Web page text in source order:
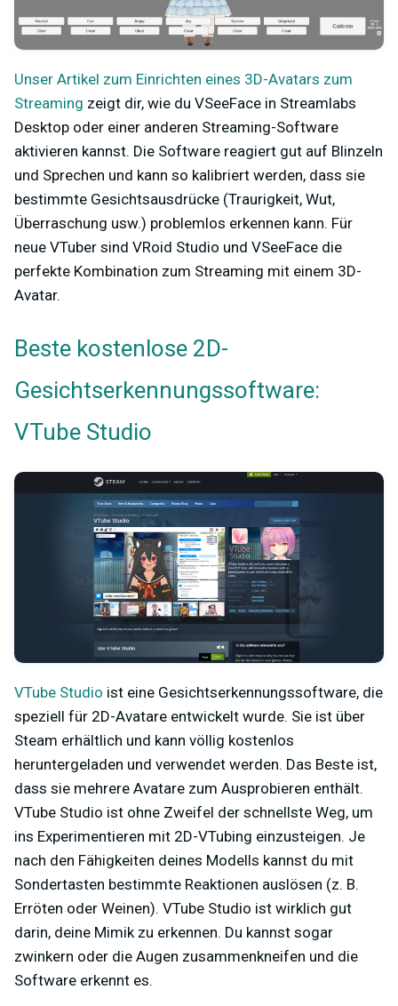
Unser Artikel zum Einrichten eines 3D-Avatars zum
Streaming zeigt dir, wie du VSeeFace in Streamlabs
Desktop oder einer anderen Streaming-Software
aktivieren kannst. Die Software reagiert gut auf Blinzeln
und Sprechen und kann so kalibriert werden, dass sie
bestimmte Gesichtsausdrücke (Traurigkeit, Wut,
Überraschung usw.) problemlos erkennen kann. Für
neue VTuber sind VRoid Studio und VSeeFace die
perfekte Kombination zum Streaming mit einem 3D-
Avatar.
Beste kostenlose 2D-
Gesichtserkennungssoftware:
VTube Studio
VTube Studio ist eine Gesichtserkennungssoftware, die
speziell für 2D-Avatare entwickelt wurde. Sie ist über
Steam erhältlich und kann völlig kostenlos
heruntergeladen und verwendet werden. Das Beste ist,
dass sie mehrere Avatare zum Ausprobieren enthält.
VTube Studio ist ohne Zweifel der schnellste Weg, um
ins Experimentieren mit 2D-VTubing einzusteigen. Je
nach den Fähigkeiten deines Modells kannst du mit
Sondertasten bestimmte Reaktionen auslösen (z. B.
Erröten oder Weinen). VTube Studio ist wirklich gut
darin, deine Mimik zu erkennen. Du kannst sogar
zwinkern oder die Augen zusammenkneifen und die
Software erkennt es.